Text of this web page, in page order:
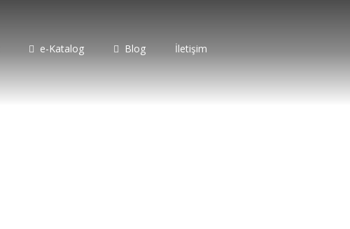
e-Katalog Blog İletişim